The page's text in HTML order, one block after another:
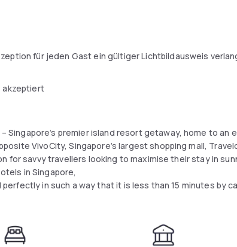
für jeden Gast ein gültiger Lichtbildausweis
akzeptiert
Singapore’s premier island resort getaway, home to an
VivoCity, Singapore’s largest shopping mall,
for savvy travellers looking to maximise their stay in
in Singapore,
in such a way that it is less than 15 minutes by
integrated business hub, and with public transport
to be the ideal hotel for both leisure and
of Travelodge into Singapore, the 5th most visited city
Travelodge brand.